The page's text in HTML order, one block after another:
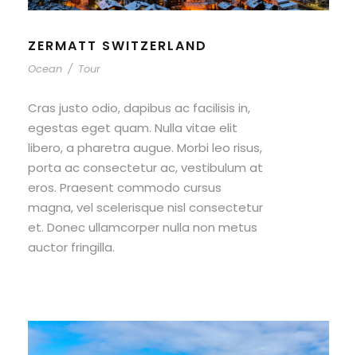
ZERMATT SWITZERLAND
Ocean / Tour
Cras justo odio, dapibus ac facilisis in,
egestas eget quam. Nulla vitae elit
libero, a pharetra augue. Morbi leo risus,
porta ac consectetur ac, vestibulum at
eros. Praesent commodo cursus
magna, vel scelerisque nisl consectetur
et. Donec ullamcorper nulla non metus
auctor fringilla.